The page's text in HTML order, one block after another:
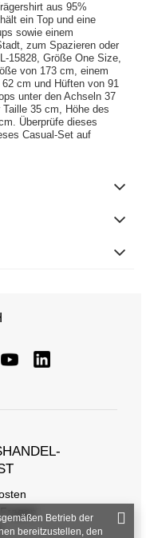
aus 95%
ein Top und eine
sowie einem
zum Spazieren oder
15828, Größe One Size,
von 173 cm, einem
cm und Hüften von 91
unter den Achseln 37
35 cm, Höhe des
Überprüfe dieses
Casual-Set auf
K
Betrieb der
bereitzustellen, den